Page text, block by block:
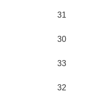
31
30
33
32